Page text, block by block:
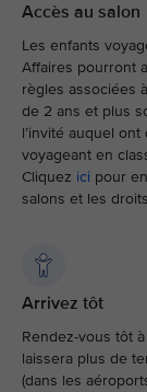
Accès au salon
Les enfants
Affaires pourront
règles associées
de 2 ans et plus
l’invité auquel
voyageant en
Cliquez ici pour
salons et les
Arrivez tôt
Rendez-vous tôt
laissera plus de
(dans les